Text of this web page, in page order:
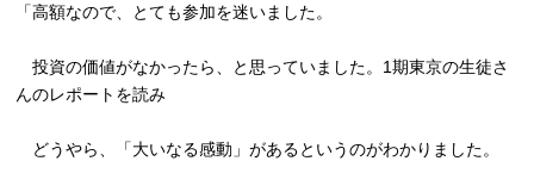
「高額なので、とても参加を迷いました。
投資の価値がなかったら、と思っていました。 1期東京の生徒さ
んのレポートを読み
どうやら、「大いなる感動」があるというのがわかりました。